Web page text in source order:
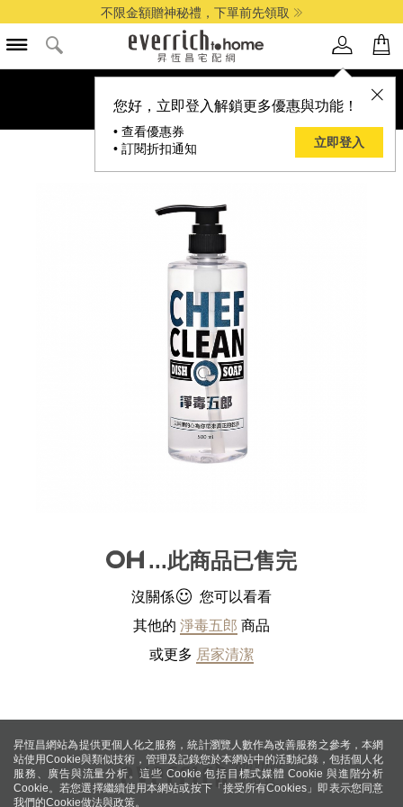
不限金額贈神秘禮，下單前先領取
您好，立即登入解鎖更多優惠與功能！
• 查看優惠券
• 訂閱折扣通知
立即登入
...此商品已售完
沒關係
您可以看看
其他的 淨毒五郎 商品
或更多 居家清潔
昇恆昌網站為提供更個人化之服務，統計瀏覽人數作為改善服務之參考，本網
站使用Cookie與類似技術，管理及記錄您於本網站中的活動紀錄，包括個人化
服務、廣告與流量分析。這些 Cookie 包括目標式媒體 Cookie 與進階分析
Cookie。若您選擇繼續使用本網站或按下「接受所有Cookies」即表示您同意
我們的Cookie做法與政策。